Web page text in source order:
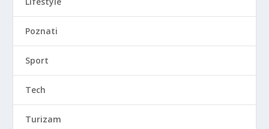
Poznati
Sport
Tech
Turizam